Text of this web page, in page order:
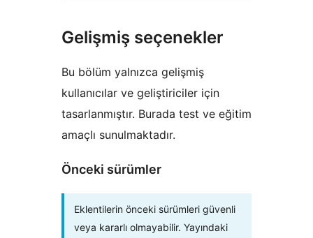
Gelişmiş seçenekler
Bu bölüm yalnızca gelişmiş
kullanıcılar ve geliştiriciler için
tasarlanmıştır. Burada test ve eğitim
amaçlı sunulmaktadır.
Önceki sürümler
Eklentilerin önceki sürümleri güvenli
veya kararlı olmayabilir. Yayındaki